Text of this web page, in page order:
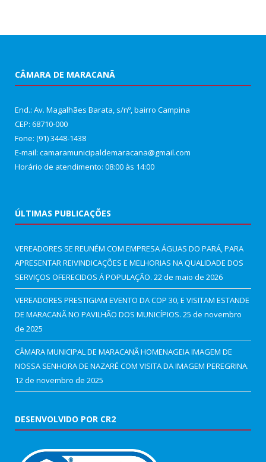
CÂMARA DE MARACANÃ
End.: Av. Magalhães Barata, s/nº, bairro Campina
CEP: 68710-000
Fone: (91) 3448-1438
E-mail: camaramunicipaldemaracana@gmail.com
Horário de atendimento: 08:00 às 14:00
ÚLTIMAS PUBLICAÇÕES
VEREADORES SE REUNÉM COM EMPRESA ÁGUAS DO PARÁ, PARA
APRESENTAR REIVINDICAÇÕES E MELHORIAS NA QUALIDADE DOS
SERVIÇOS OFERECIDOS Á POPULAÇÃO. 22 de maio de 2026
VEREADORES PRESTIGIAM EVENTO DA COP 30, E VISITAM ESTANDE
DE MARACANÃ NO PAVILHÃO DOS MUNICÍPIOS. 25 de novembro
de 2025
CÂMARA MUNICIPAL DE MARACANÃ HOMENAGEIA IMAGEM DE
NOSSA SENHORA DE NAZARÉ COM VISITA DA IMAGEM PEREGRINA.
12 de novembro de 2025
DESENVOLVIDO POR CR2